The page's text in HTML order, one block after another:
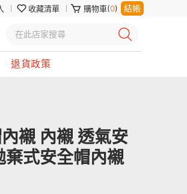
收藏清單 購物車(0) 結帳
退貨政策
襯 內襯 透氣安
棄式安全帽內襯